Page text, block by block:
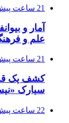
21 ساعت پیش
آمار و
علم و
21 ساعت پیش
کشف یک
سیارک
22 ساعت پیش